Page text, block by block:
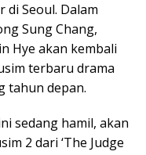
di Seoul. Dalam
Sung Chang,
Hye akan kembali
terbaru drama
tahun depan.
sedang hamil, akan
2 dari ‘The Judge